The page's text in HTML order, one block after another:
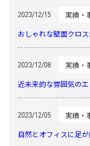
2023/12/15
実績・
おしゃれな壁面クロ
2023/12/08
実績・
近未来的な雰囲気の
2023/12/05
実績・
自然とオフィスに足